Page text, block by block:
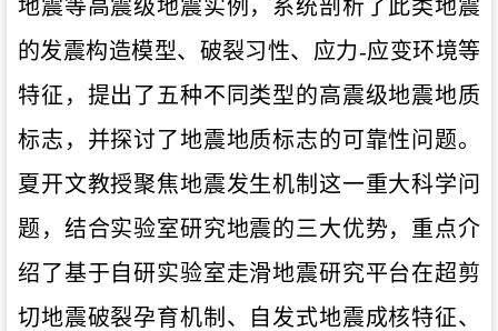
地震等高震级地震实例，系统剖析了此类地震
的发震构造模型、破裂习性、应力-应变环境等
特征，提出了五种不同类型的高震级地震地质
标志，并探讨了地震地质标志的可靠性问题。
夏开文教授聚焦地震发生机制这一重大科学问
题，结合实验室研究地震的三大优势，重点介
绍了基于自研实验室走滑地震研究平台在超剪
切地震破裂孕育机制、自发式地震成核特征、